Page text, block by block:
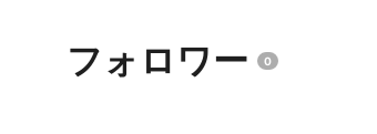
フォロワー 0